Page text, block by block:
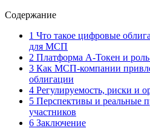
Содержание
1 Что такое цифровые
для МСП
2 Платформа А-Токен и роль
3 Как МСП-компании
облигации
4 Регулируемость, риски и
5 Перспективы и реальные
участников
6 Заключение